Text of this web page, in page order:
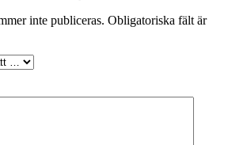
inte publiceras. Obligatoriska fält är